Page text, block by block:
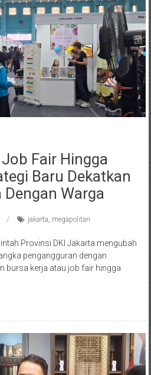
Fair Hingga
Baru Dekatkan
Warga
jakarta megapolitan
Provinsi DKI Jakarta mengubah
pengangguran dengan
bursa kerja atau job fair hingga